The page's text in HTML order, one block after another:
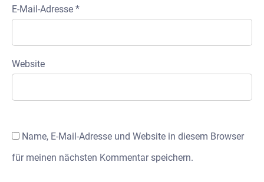
E-Mail-Adresse *
Website
Name, E-Mail-Adresse und Website in diesem Browser
für meinen nächsten Kommentar speichern.